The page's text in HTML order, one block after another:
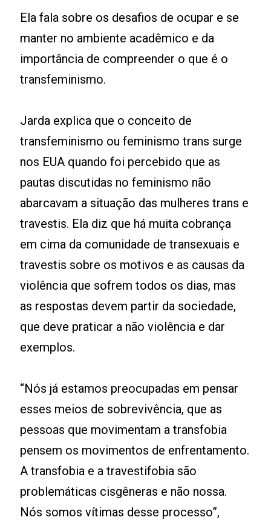
Ela fala sobre os desafios de ocupar e se
manter no ambiente acadêmico e da
importância de compreender o que é o
transfeminismo.
Jarda explica que o conceito de
transfeminismo ou feminismo trans surge
nos EUA quando foi percebido que as
pautas discutidas no feminismo não
abarcavam a situação das mulheres trans e
travestis. Ela diz que há muita cobrança
em cima da comunidade de transexuais e
travestis sobre os motivos e as causas da
violência que sofrem todos os dias, mas
as respostas devem partir da sociedade,
que deve praticar a não violência e dar
exemplos.
“Nós já estamos preocupadas em pensar
esses meios de sobrevivência, que as
pessoas que movimentam a transfobia
pensem os movimentos de enfrentamento.
A transfobia e a travestifobia são
problemáticas cisgêneras e não nossa.
Nós somos vítimas desse processo”,